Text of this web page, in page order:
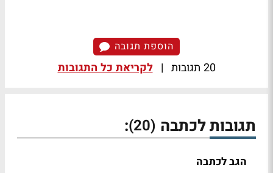
הוספת תגובה
20 תגובות | לקריאת כל התגובות
תגובות לכתבה (20)
:
הגב לכתבה